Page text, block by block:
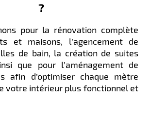
?
pour la rénovation complète
et maisons, l’agencement de
de bain, la création de suites
que pour l’aménagement de
afin d’optimiser chaque mètre
votre intérieur plus fonctionnel et